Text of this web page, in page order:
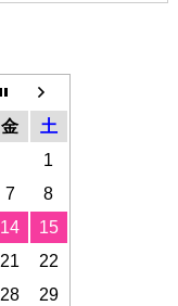
金
土
1
7
8
14
15
21
22
28
29